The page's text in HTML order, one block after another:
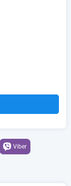
Viber